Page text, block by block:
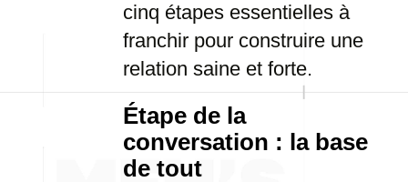
cinq étapes essentielles à
franchir pour construire une
relation saine et forte.
Étape de la
conversation : la base
de tout